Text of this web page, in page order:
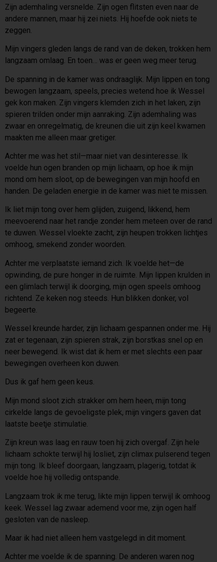
Zijn ademhaling versnelde. Zijn ogen flitsten even naar de
andere mannen, maar hij zei niets. Hij hoefde ook niets te
zeggen.
Mijn vingers gleden langs de rand van de deken, trokken hem
langzaam omlaag. En toen… was er geen weg meer terug.
De spanning in de kamer was ondraaglijk. Mijn lippen en tong
bewogen langzaam, speels, precies wetend hoe ik Wessel
gek kon maken. Zijn vingers klemden zich in het laken, zijn
spieren trilden onder mijn aanraking. Zijn ademhaling was
zwaar en onregelmatig, de kreunen die uit zijn keel kwamen
maakten me alleen maar gretiger.
Achter me was het stil—maar niet van desinteresse. Ik
voelde hun ogen branden op mijn lichaam, op hoe ik mijn
mond om hem sloot, op de bewegingen van mijn hoofd en
handen. De geladen energie in de kamer was niet te missen.
Ik liet mijn tong over hem glijden, zuigend, likkend, hem
meevoerend naar het randje zonder hem meteen over de rand
te duwen. Wessel vloekte zacht, zijn heupen trokken lichtjes
omhoog, smekend zonder woorden.
Achter me verplaatste iemand zich. Ik voelde het—de
opwinding, de pure honger in de ruimte. Mijn lippen krulden in
een glimlach terwijl ik doorging, mijn ogen speels omhoog
richtend. Ze keken nog steeds. Hun blikken donker, vol
begeerte.
Wessel kreunde harder, zijn lichaam gespannen onder me. Hij
zat er tegenaan, zijn spieren strak, zijn borstkas snel op en
neer bewegend. Ik wist dat ik hem er met slechts een paar
bewegingen overheen kon duwen.
Dus ik gaf hem geen keus.
Mijn mond sloot zich strakker om hem heen, mijn tong
cirkelde langs de gevoeligste plek, mijn vingers gaven dat
laatste beetje stimulatie.
Zijn kreun was laag en rauw toen hij zich overgaf. Zijn hele
lichaam schokte terwijl hij losliet, zijn climax pulserend tegen
mijn tong. Ik bleef doorgaan, langzaam, plagerig, totdat ik
voelde hoe hij volledig ontspande.
Langzaam trok ik me terug, likte mijn lippen terwijl ik omhoog
keek. Wessel lag zwaar ademend voor me, zijn ogen half
gesloten van de nasleep.
Maar ik had niet alleen hem vastgelegd in dit moment.
Achter me voelde ik de spanning. De anderen waren nog